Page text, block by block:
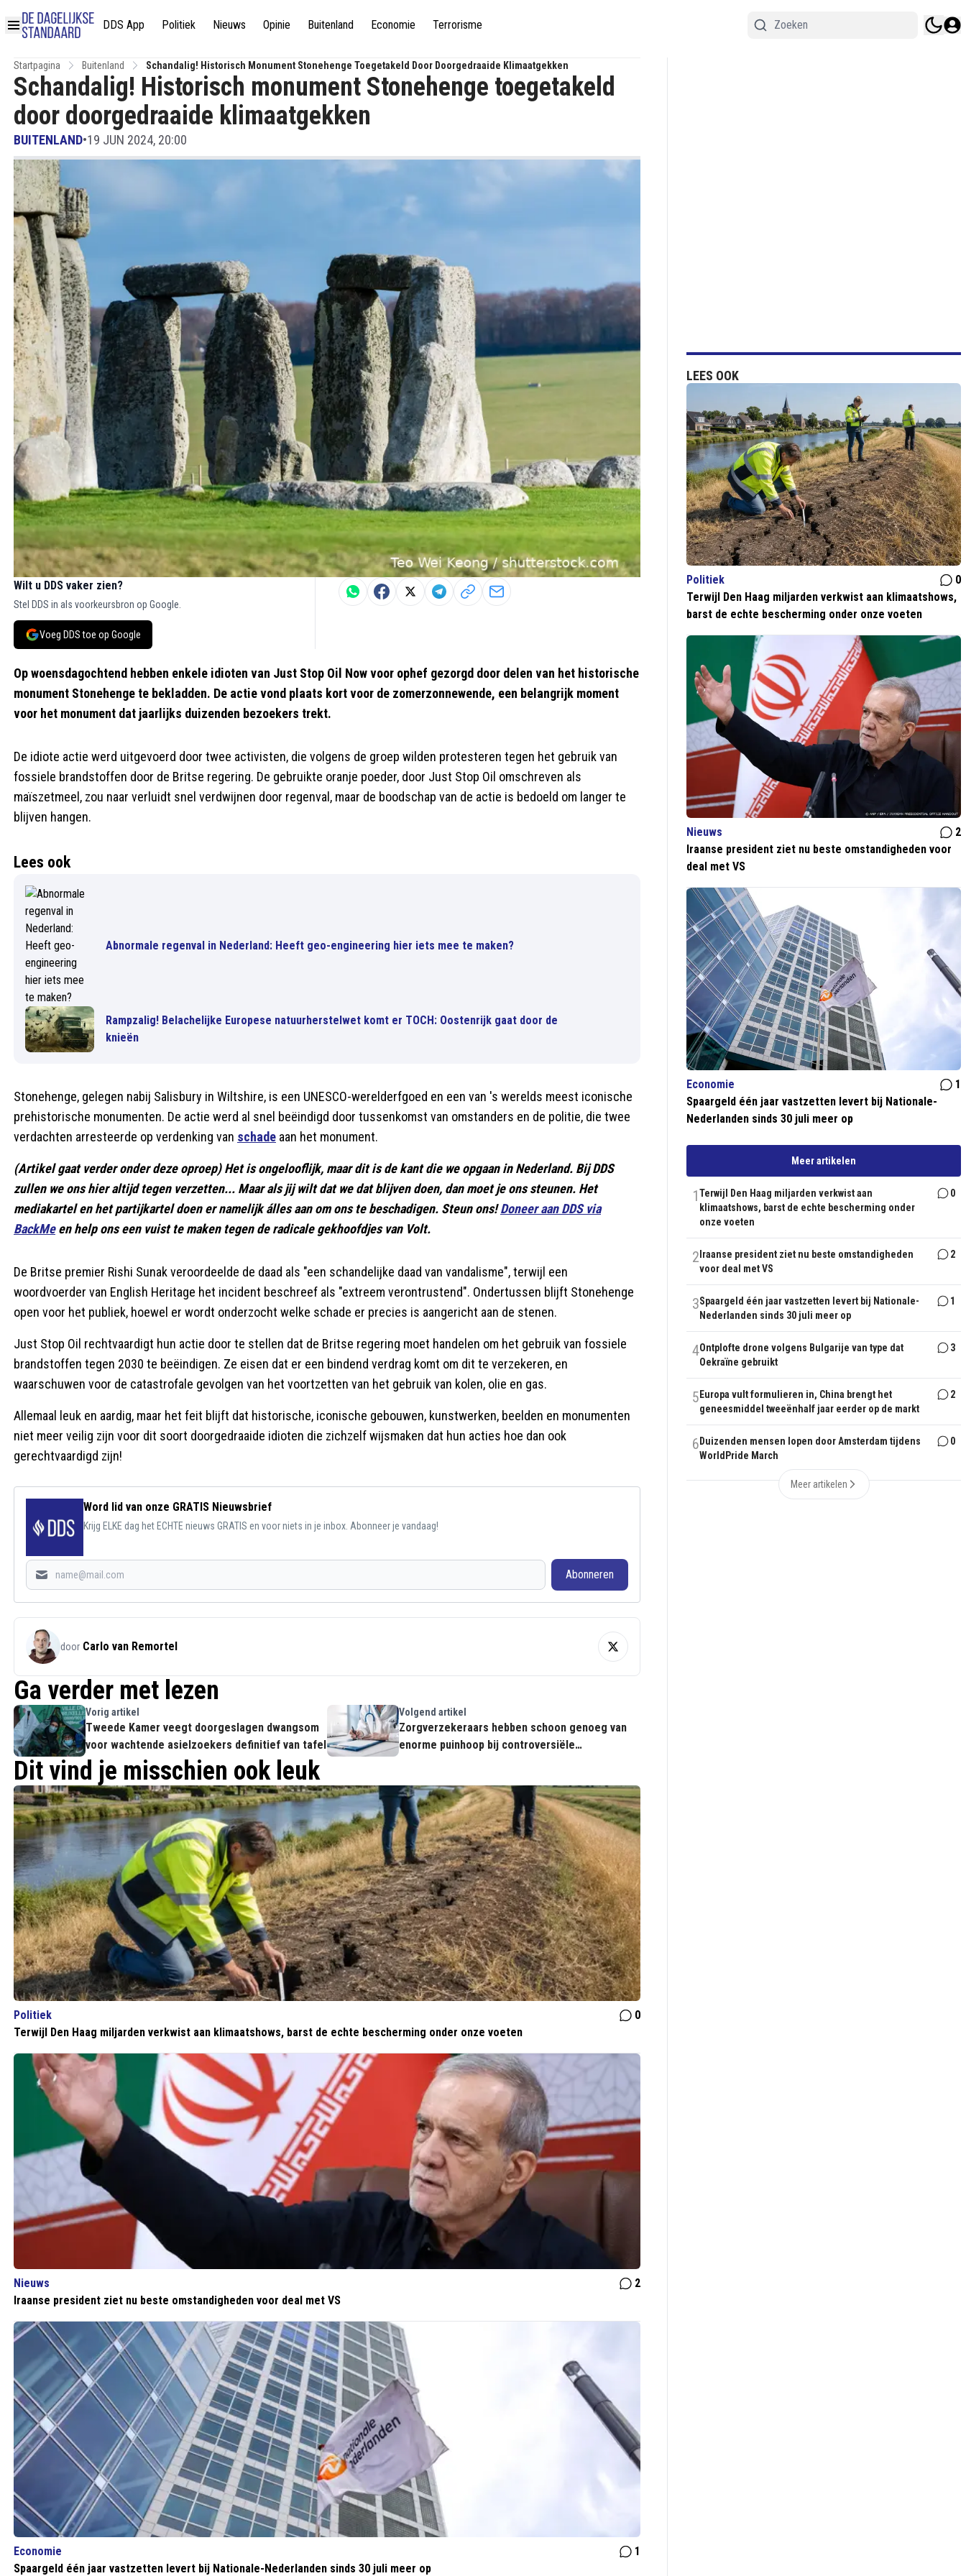
DDS App Politiek Nieuws Opinie Buitenland Economie Terrorisme
Startpagina Buitenland Schandalig! Historisch Monument Stonehenge Toegetakeld Door Doorgedraaide Klimaatgekken
Schandalig! Historisch monument Stonehenge toegetakeld
door doorgedraaide klimaatgekken
BUITENLAND•19 JUN 2024, 20:00
Wilt u DDS vaker zien?
Stel DDS in als voorkeursbron op Google.
Voeg DDS toe op Google
Op woensdagochtend hebben enkele idioten van Just Stop Oil Now voor ophef gezorgd door delen van het historische
monument Stonehenge te bekladden. De actie vond plaats kort voor de zomerzonnewende, een belangrijk moment
voor het monument dat jaarlijks duizenden bezoekers trekt.
De idiote actie werd uitgevoerd door twee activisten, die volgens de groep wilden protesteren tegen het gebruik van
fossiele brandstoffen door de Britse regering. De gebruikte oranje poeder, door Just Stop Oil omschreven als
maïszetmeel, zou naar verluidt snel verdwijnen door regenval, maar de boodschap van de actie is bedoeld om langer te
blijven hangen.
Lees ook
Abnormale regenval in Nederland: Heeft geo-engineering hier iets mee te maken?
Rampzalig! Belachelijke Europese natuurherstelwet komt er TOCH: Oostenrijk gaat door de
knieën
Stonehenge, gelegen nabij Salisbury in Wiltshire, is een UNESCO-werelderfgoed en een van 's werelds meest iconische
prehistorische monumenten. De actie werd al snel beëindigd door tussenkomst van omstanders en de politie, die twee
verdachten arresteerde op verdenking van schade aan het monument.
(Artikel gaat verder onder deze oproep) Het is ongelooflijk, maar dit is de kant die we opgaan in Nederland. Bij DDS
zullen we ons hier altijd tegen verzetten... Maar als jij wilt dat we dat blijven doen, dan moet je ons steunen. Het
mediakartel en het partijkartel doen er namelijk álles aan om ons te beschadigen. Steun ons!Doneer aan DDS via
BackMeen help ons een vuist te maken tegen de radicale gekhoofdjes van Volt.
De Britse premier Rishi Sunak veroordeelde de daad als "een schandelijke daad van vandalisme", terwijl een
woordvoerder van English Heritage het incident beschreef als "extreem verontrustend". Ondertussen blijft Stonehenge
open voor het publiek, hoewel er wordt onderzocht welke schade er precies is aangericht aan de stenen.
Just Stop Oil rechtvaardigt hun actie door te stellen dat de Britse regering moet handelen om het gebruik van fossiele
brandstoffen tegen 2030 te beëindigen. Ze eisen dat er een bindend verdrag komt om dit te verzekeren, en
waarschuwen voor de catastrofale gevolgen van het voortzetten van het gebruik van kolen, olie en gas.
Allemaal leuk en aardig, maar het feit blijft dat historische, iconische gebouwen, kunstwerken, beelden en monumenten
niet meer veilig zijn voor dit soort doorgedraaide idioten die zichzelf wijsmaken dat hun acties hoe dan ook
gerechtvaardigd zijn!
Word lid van onze GRATIS Nieuwsbrief
Krijg ELKE dag het ECHTE nieuws GRATIS en voor niets in je inbox. Abonneer je vandaag!
Abonneren
door Carlo van Remortel
Ga verder met lezen
Vorig artikel
Tweede Kamer veegt doorgeslagen dwangsom
voor wachtende asielzoekers definitief van tafel
Volgend artikel
Zorgverzekeraars hebben schoon genoeg van
enorme puinhoop bij controversiële
Dit vind je misschien ook leuk
Politiek
0
Terwijl Den Haag miljarden verkwist aan klimaatshows, barst de echte bescherming onder onze voeten
Nieuws
2
Iraanse president ziet nu beste omstandigheden voor deal met VS
Economie
1
Spaargeld één jaar vastzetten levert bij Nationale-Nederlanden sinds 30 juli meer op
LEES OOK
Politiek
0
Terwijl Den Haag miljarden verkwist aan klimaatshows,
barst de echte bescherming onder onze voeten
Nieuws
2
Iraanse president ziet nu beste omstandigheden voor
deal met VS
Economie
1
Spaargeld één jaar vastzetten levert bij Nationale-
Nederlanden sinds 30 juli meer op
Meer artikelen
1Terwijl Den Haag miljarden verkwist aan
klimaatshows, barst de echte bescherming onder
onze voeten
0
2 Iraanse president ziet nu beste omstandigheden
voor deal met VS
2
3Spaargeld één jaar vastzetten levert bij Nationale-
Nederlanden sinds 30 juli meer op
1
4Ontplofte drone volgens Bulgarije van type dat
Oekraïne gebruikt
3
5 Europa vult formulieren in, China brengt het
geneesmiddel tweeënhalf jaar eerder op de markt
2
6 Duizenden mensen lopen door Amsterdam tijdens
WorldPride March
0
Meer artikelen